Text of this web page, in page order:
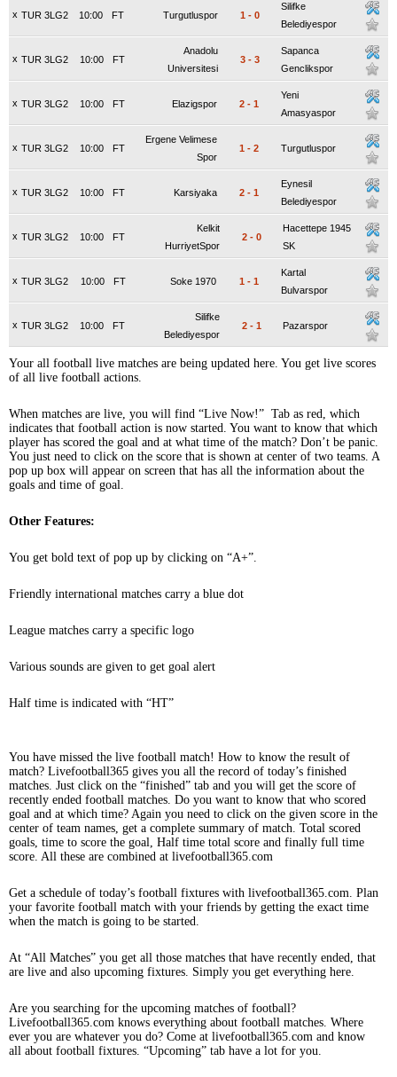
x TUR 3LG2 FT
10:00 Turgutluspor 1 - 0
Silifke
Belediyespor
x TUR 3LG2 FT
10:00
Anadolu
Universitesi
3 - 3
Sapanca
Genclikspor
x TUR 3LG2 FT
10:00 Elazigspor 2 - 1
Yeni
Amasyaspor
x TUR 3LG2 FT
10:00
Ergene Velimese
Spor
1 - 2 Turgutluspor
x TUR 3LG2 FT
10:00 Karsiyaka 2 - 1
Eynesil
Belediyespor
x TUR 3LG2 FT
10:00
Kelkit
HurriyetSpor
2 - 0
Hacettepe 1945
SK
x TUR 3LG2 FT
10:00 Soke 1970 1 - 1
Kartal
Bulvarspor
x TUR 3LG2 FT
10:00
Silifke
Belediyespor
2 - 1 Pazarspor
Your all football live matches are being updated here. You get live scores
of all live football actions.
When matches are live, you will find “Live Now!” Tab as red, which
indicates that football action is now started. You want to know that which
player has scored the goal and at what time of the match? Don’t be panic.
You just need to click on the score that is shown at center of two teams. A
pop up box will appear on screen that has all the information about the
goals and time of goal.
Other Features:
You get bold text of pop up by clicking on “A+”.
Friendly international matches carry a blue dot
League matches carry a specific logo
Various sounds are given to get goal alert
Half time is indicated with “HT”
You have missed the live football match! How to know the result of
match? Livefootball365 gives you all the record of today’s finished
matches. Just click on the “finished” tab and you will get the score of
recently ended football matches. Do you want to know that who scored
goal and at which time? Again you need to click on the given score in the
center of team names, get a complete summary of match. Total scored
goals, time to score the goal, Half time total score and finally full time
score. All these are combined at livefootball365.com
Get a schedule of today’s football fixtures with livefootball365.com. Plan
your favorite football match with your friends by getting the exact time
when the match is going to be started.
At “All Matches” you get all those matches that have recently ended, that
are live and also upcoming fixtures. Simply you get everything here.
Are you searching for the upcoming matches of football?
Livefootball365.com knows everything about football matches. Where
ever you are whatever you do? Come at livefootball365.com and know
all about football fixtures. “Upcoming” tab have a lot for you.